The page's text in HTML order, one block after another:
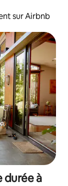
sur Airbnb
durée à